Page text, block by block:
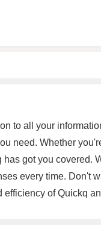
to all your
need. Whether
got you covered.
every time. Don't
of Quickq